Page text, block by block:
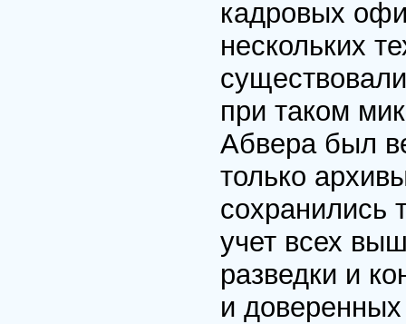
кадровых
нескольких
при таком
Абвера был
только
сохранились
учет всех
разведки и
и